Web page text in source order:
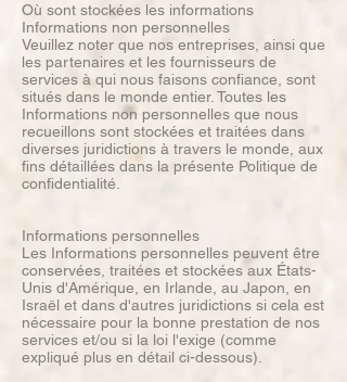
Où sont stockées les informations
Informations non personnelles
Veuillez noter que nos entreprises, ainsi que
les partenaires et les fournisseurs de
services à qui nous faisons confiance, sont
situés dans le monde entier. Toutes les
Informations non personnelles que nous
recueillons sont stockées et traitées dans
diverses juridictions à travers le monde, aux
fins détaillées dans la présente Politique de
confidentialité.
Informations personnelles
Les Informations personnelles peuvent être
conservées, traitées et stockées aux États-
Unis d'Amérique, en Irlande, au Japon, en
Israël et dans d'autres juridictions si cela est
nécessaire pour la bonne prestation de nos
services et/ou si la loi l'exige (comme
expliqué plus en détail ci-dessous).